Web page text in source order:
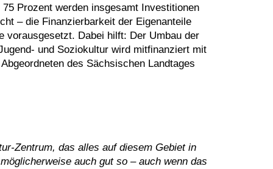
Prozent werden insgesamt Investitionen
– die Finanzierbarkeit der Eigenanteile
vorausgesetzt. Dabei hilft: Der Umbau der
und Soziokultur wird mitfinanziert mit
des Sächsischen Landtages
Zentrum, das alles auf diesem Gebiet in
auch gut so – auch wenn das